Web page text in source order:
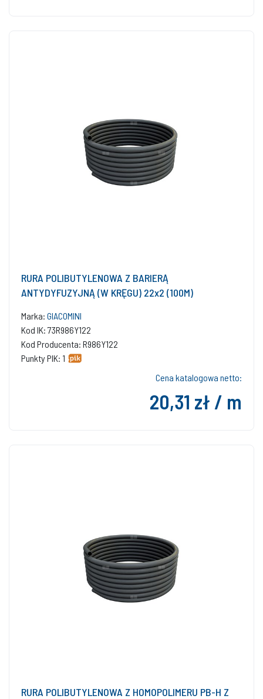
RURA POLIBUTYLENOWA Z BARIERĄ
ANTYDYFUZYJNĄ (W KRĘGU) 22x2 (100M)
Marka: GIACOMINI
Kod IK: 73R986Y122
Kod Producenta: R986Y122
Punkty PIK: 1
Cena katalogowa netto:
20,31 zł / m
RURA POLIBUTYLENOWA Z HOMOPOLIMERU PB-H Z